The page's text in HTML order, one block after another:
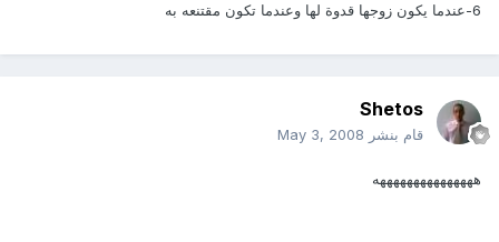
6-عندما يكون زوجها قدوة لها وعندما تكون مقتنعه به
Shetos
قام بنشر May 3, 2008
هههههههههههههههه